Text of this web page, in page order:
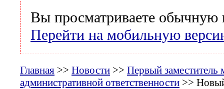
Вы просматриваете обычную
Перейти на мобильную
Главная >> Новости >> Первый заместитель
административной ответственности >>